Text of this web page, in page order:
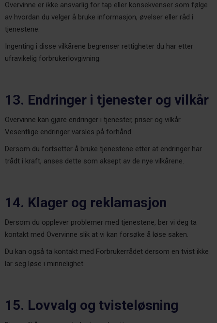
Overvinne er ikke ansvarlig for tap eller konsekvenser som følge
av hvordan du velger å bruke informasjon, øvelser eller råd i
tjenestene.
Ingenting i disse vilkårene begrenser rettigheter du har etter
ufravikelig forbrukerlovgivning.
13. Endringer i tjenester og vilkår
Overvinne kan gjøre endringer i tjenester, priser og vilkår.
Vesentlige endringer varsles på forhånd.
Dersom du fortsetter å bruke tjenestene etter at endringer har
trådt i kraft, anses dette som aksept av de nye vilkårene.
14. Klager og reklamasjon
Dersom du opplever problemer med tjenestene, ber vi deg ta
kontakt med Overvinne slik at vi kan forsøke å løse saken.
Du kan også ta kontakt med Forbrukerrådet dersom en tvist ikke
lar seg løse i minnelighet.
15. Lovvalg og tvisteløsning